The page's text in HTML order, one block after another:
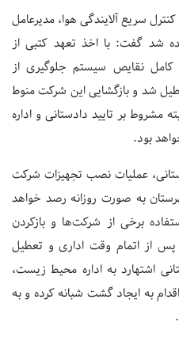
سریع آلایندگی هوا، مدیرعامل
شد گفت: با اخذ تعهد کتبی از
کامل نقایص سیستم جلوگیری از
شد و بازگشایی این شرکت منوط
مشروط بر تایید دادستانی و اداره
بود.
عملیات نصب تجهیزات شرکت
به صورت روزانه رصد خواهد
برخی از شرکت‌ها و بازکردن
از اتمام وقت اداری و تعطیل
اشتهارد به اداره محیط زیست،
به ایجاد گشت شبانه کرده و به